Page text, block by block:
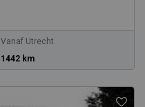
Vanaf Utrecht
1442 km